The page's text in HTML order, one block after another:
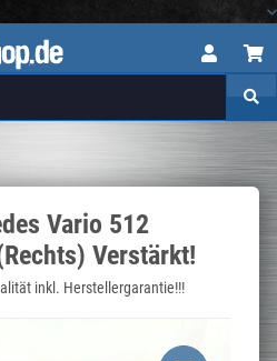
Vario 512
Verstärkt!
inkl. Herstellergarantie!!!